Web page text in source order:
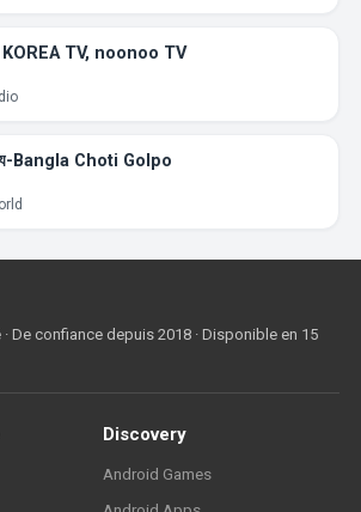
KOREA TV, noonoo TV
Bangla Choti Golpo
De confiance depuis 2018 · Disponible en 15
Discovery
Android Games